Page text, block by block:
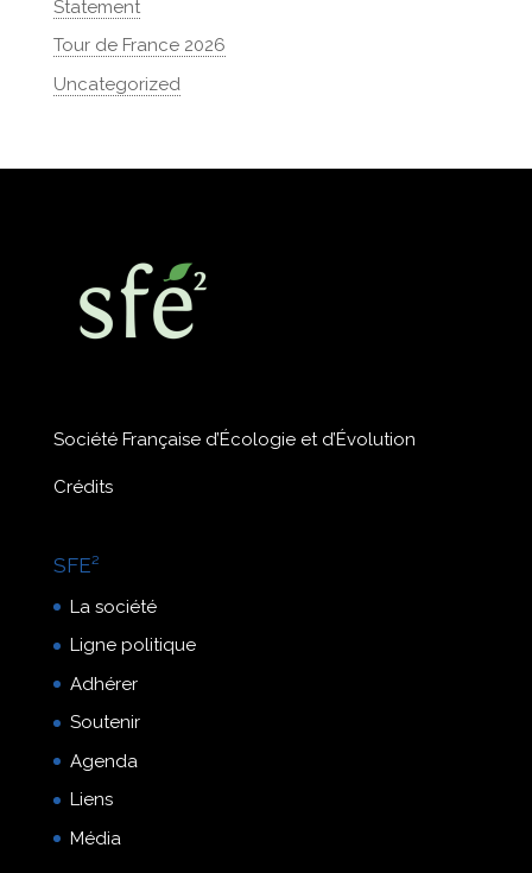
Statement
Tour de France 2026
Uncategorized
Société Française d’Écologie et d’Évolution
Crédits
SFE²
La société
Ligne politique
Adhérer
Soutenir
Agenda
Liens
Média